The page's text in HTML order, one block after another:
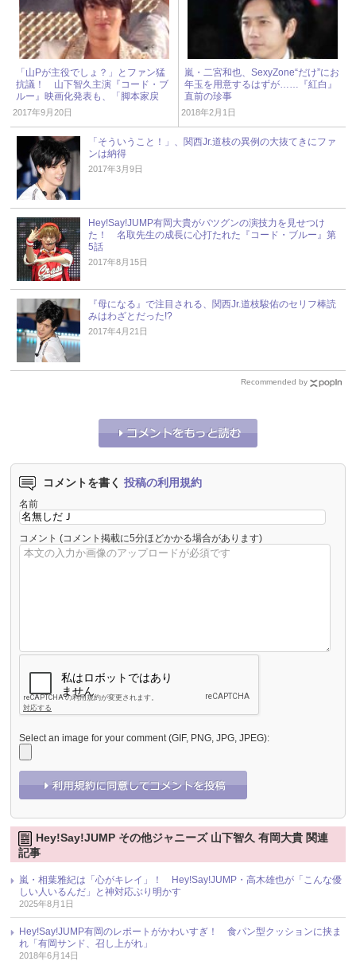
「山Pが主役でしょ？」とファン猛
抗議！ 山下智久主演『コード・ブ
ルー』映画化発表も、「脚本家戻
せ」の嵐に
2017年9月20日
嵐・二宮和也、SexyZone“だけ”にお
年玉を用意するはずが……『紅白』
直前の珍事
2018年2月1日
「そういうこと！」、関西Jr.道枝の異例の大抜てきにファ
ンは納得
2017年3月9日
Hey!Say!JUMP有岡大貴がバツグンの演技力を見せつけ
た！ 名取先生の成長に心打たれた『コード・ブルー』第
5話
2017年8月15日
『母になる』で注目される、関西Jr.道枝駿佑のセリフ棒読
みはわざとだった!?
2017年4月21日
Recommended by
コメントを書く 投稿の利用規約
名前
コメント (コメント掲載に5分ほどかかる場合があります)
Select an image for your comment (GIF, PNG, JPG, JPEG):
Hey!Say!JUMP その他ジャニーズ 山下智久 有岡大貴 関連
記事
嵐・相葉雅紀は「心がキレイ」！ Hey!Say!JUMP・高木雄也が「こんな優
しい人いるんだ」と神対応ぶり明かす
2025年8月1日
Hey!Say!JUMP有岡のレポートがかわいすぎ！ 食パン型クッションに挟ま
れ「有岡サンド、召し上がれ」
2018年6月14日